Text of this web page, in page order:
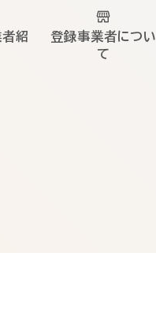
紹
登録事業者につい
て